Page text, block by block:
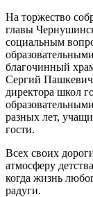
На торжество
главы
социальным
благочинный
Сергий Пашкевич,
директора школ
разных лет,
гости.
Всех своих
атмосферу
когда жизнь
радуги.